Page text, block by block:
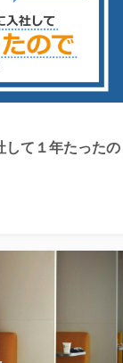
して１年たったの